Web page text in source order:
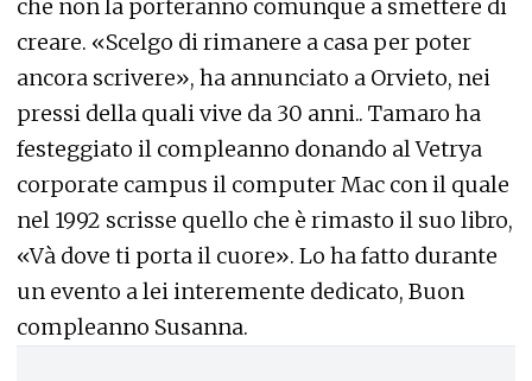
che non la porteranno comunque a smettere di
creare. «Scelgo di rimanere a casa per poter
ancora scrivere», ha annunciato a Orvieto, nei
pressi della quali vive da 30 anni.. Tamaro ha
festeggiato il compleanno donando al Vetrya
corporate campus il computer Mac con il quale
nel 1992 scrisse quello che è rimasto il suo libro,
«Và dove ti porta il cuore». Lo ha fatto durante
un evento a lei interemente dedicato, Buon
compleanno Susanna.